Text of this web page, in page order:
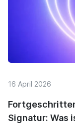
16 April 2026
Signatur: Was